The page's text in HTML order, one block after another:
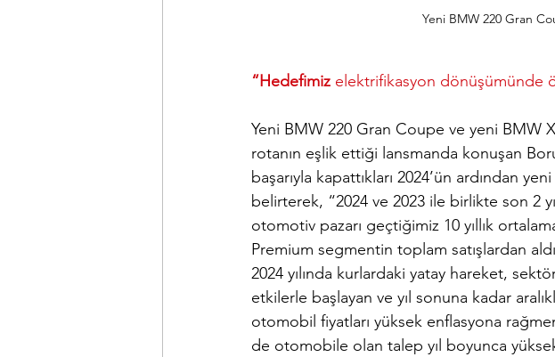
Yeni BMW 220 Gran
“Hedefimiz elektrifikasyon dönüşümünde
Yeni BMW 220 Gran Coupe ve yeni BMW
rotanın eşlik ettiği lansmanda konuşan
başarıyla kapattıkları 2024’ün ardından
belirterek, “2024 ve 2023 ile birlikte son 2
otomotiv pazarı geçtiğimiz 10 yıllık
Premium segmentin toplam satışlardan
2024 yılında kurlardaki yatay hareket,
etkilerle başlayan ve yıl sonuna kadar
otomobil fiyatları yüksek enflasyona
de otomobile olan talep yıl boyunca